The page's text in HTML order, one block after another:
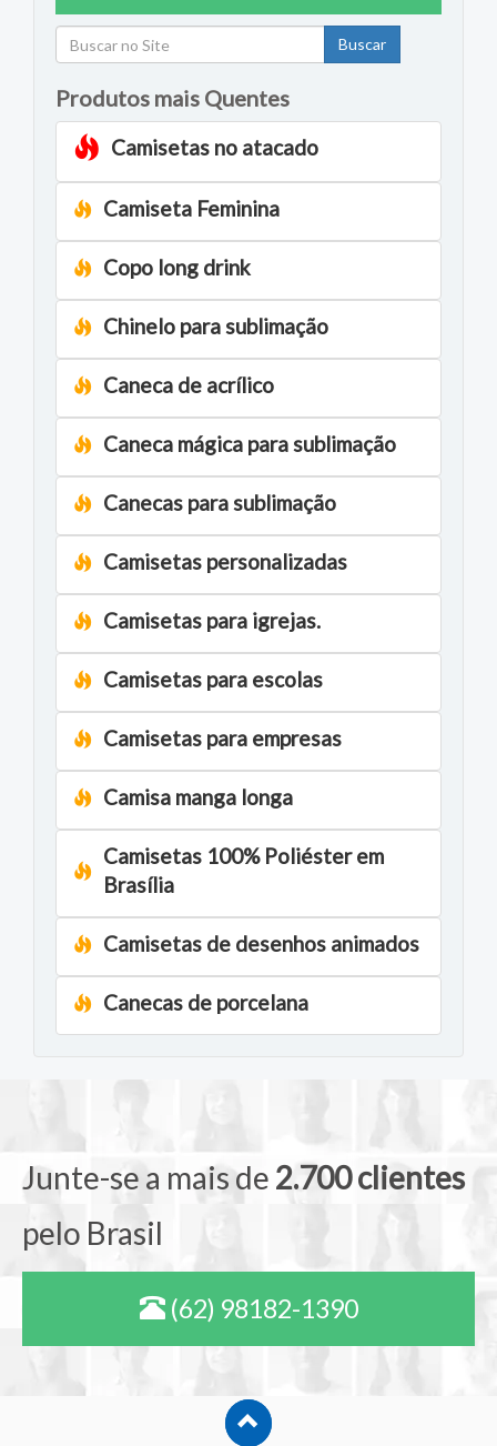
Buscar
Produtos mais Quentes
Camisetas no atacado
Camiseta Feminina
Copo long drink
Chinelo para sublimação
Caneca de acrílico
Caneca mágica para sublimação
Canecas para sublimação
Camisetas personalizadas
Camisetas para igrejas.
Camisetas para escolas
Camisetas para empresas
Camisa manga longa
Camisetas 100% Poliéster em
Brasília
Camisetas de desenhos animados
Canecas de porcelana
Junte-se a mais de 2.700 clientes
pelo Brasil
(62) 98182-1390